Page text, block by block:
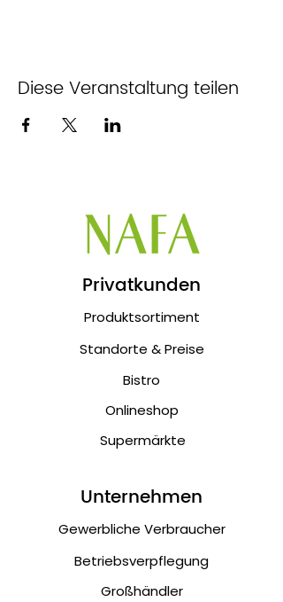
Diese Veranstaltung teilen
Privatkunden
Produktsortiment
Standorte & Preise
Bistro
Onlineshop
Supermärkte
Unternehmen
Gewerbliche Verbraucher
Betriebsverpflegung
Großhändler